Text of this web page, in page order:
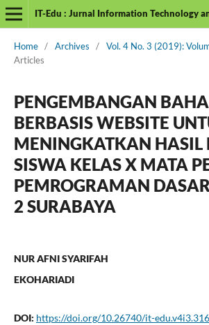
IT-Edu : Jurnal Information Technology
Home / Archives / Vol. 4 No. 3 (2019):
Articles
PENGEMBANGAN
BERBASIS WEBSITE
MENINGKATKAN HASIL
SISWA KELAS X MATA
PEMROGRAMAN
2 SURABAYA
NUR AFNI SYARIFAH
EKOHARIADI
DOI: https://doi.org/10.26740/it-